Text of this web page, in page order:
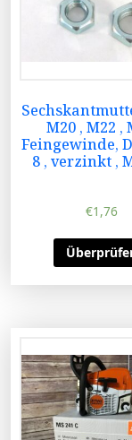
M20 , M22 ,
Feingewinde,
8 , verzinkt ,
€1,76